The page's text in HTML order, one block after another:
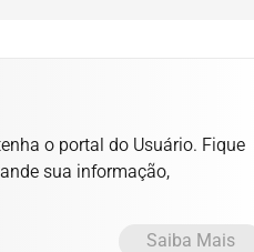
o portal do Usuário. Fique
sua informação,
Saiba Mais